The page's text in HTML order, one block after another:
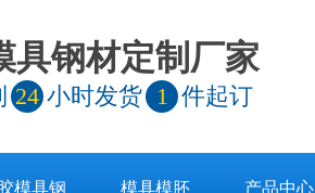
具钢材定制厂家
24 小时发货 1 件起订
模具钢 模具模胚 产品中心